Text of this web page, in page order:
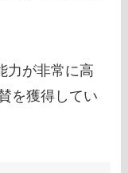
力が非常に高
を獲得してい